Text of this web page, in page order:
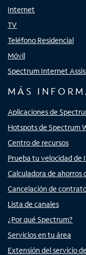
Internet
TV
Teléfono Residencial
Móvil
Spectrum Internet
MÁS
Aplicaciones de
Hotspots de Spectrum
Centro de recursos
Prueba tu velocidad de
Calculadora de ahorros
Cancelación de
Lista de canales
¿Por qué Spectrum?
Servicios en tu área
Extensión del servicio